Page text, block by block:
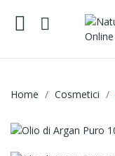
Home Cosmetici